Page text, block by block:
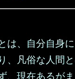
は、自分自身
、凡俗な人間
、現在あるが